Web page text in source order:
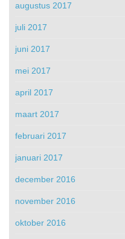
augustus 2017
juli 2017
juni 2017
mei 2017
april 2017
maart 2017
februari 2017
januari 2017
december 2016
november 2016
oktober 2016